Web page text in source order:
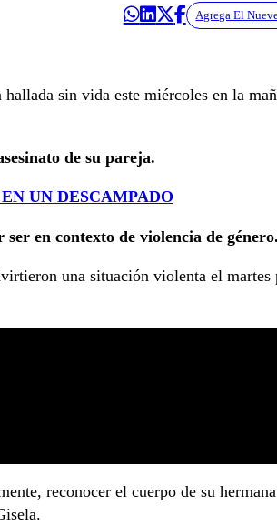
Agrega El
sin vida este miércoles en la
de su pareja.
UN DESCAMPADO
en contexto de violencia de género.
una situación violenta el martes
reconocer el cuerpo de su